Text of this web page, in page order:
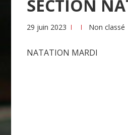
SECTION
29 juin 2023 Non classé
NATATION MARDI